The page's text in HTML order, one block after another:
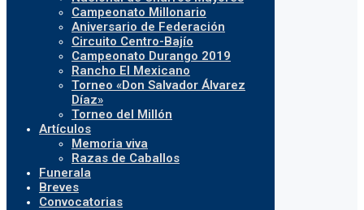
Campeonato Millonario
Aniversario de Federación
Circuito Centro-Bajío
Campeonato Durango 2019
Rancho El Mexicano
Torneo «Don Salvador Álvarez
Díaz»
Torneo del Millón
Artículos
Memoria viva
Razas de Caballos
Funerala
Breves
Convocatorias